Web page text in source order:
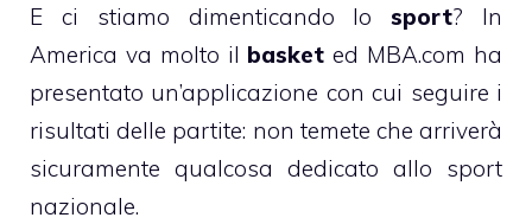
E ci stiamo dimenticando losport? In
America va molto il basket ed MBA.com ha
presentato un’applicazione con cui seguire i
risultati delle partite: non temete che arriverà
sicuramente qualcosa dedicato allo sport
nazionale.